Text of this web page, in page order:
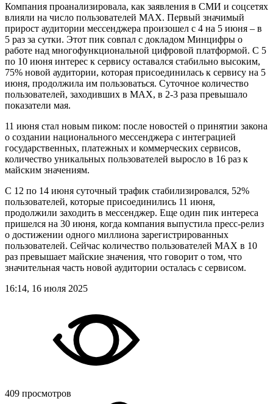
Компания проанализировала, как заявления в СМИ и соцсетях
влияли на число пользователей MAX. Первый значимый
прирост аудитории мессенджера произошел с 4 на 5 июня – в
5 раз за сутки. Этот пик совпал с докладом Минцифры о
работе над многофункциональной цифровой платформой. С 5
по 10 июня интерес к сервису оставался стабильно высоким,
75% новой аудитории, которая присоединилась к сервису на 5
июня, продолжила им пользоваться. Суточное количество
пользователей, заходивших в MAX, в 2-3 раза превышало
показатели мая.
11 июня стал новым пиком: после новостей о принятии закона
о создании национального мессенджера с интеграцией
государственных, платежных и коммерческих сервисов,
количество уникальных пользователей выросло в 16 раз к
майским значениям.
С 12 по 14 июня суточный трафик стабилизировался, 52%
пользователей, которые присоединились 11 июня,
продолжили заходить в мессенджер. Еще один пик интереса
пришелся на 30 июня, когда компания выпустила пресс-релиз
о достижении одного миллиона зарегистрированных
пользователей. Сейчас количество пользователей MAX в 10
раз превышает майские значения, что говорит о том, что
значительная часть новой аудитории осталась с сервисом.
16:14, 16 июля 2025
409 просмотров